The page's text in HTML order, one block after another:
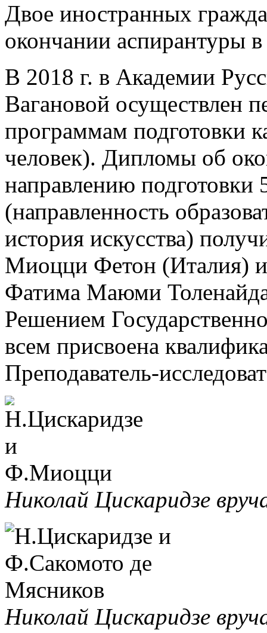
Двое иностранных
окончании аспирантуры
В 2018 г. в Академии
Вагановой осуществлен
программам подготовки
человек). Дипломы об
направлению подготовки
(направленность
история искусства)
Миоцци Фетон (Италия)
Фатима Маюми
Решением
всем присвоена
Преподаватель-
Николай Цискаридзе
Николай Цискаридзе